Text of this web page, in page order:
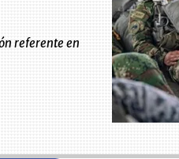
referente en